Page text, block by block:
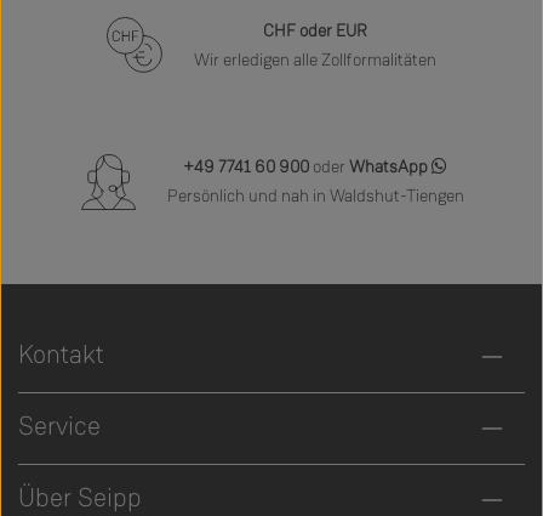
CHF oder EUR
Wir erledigen alle Zollformalitäten
+49 7741 60 900 oder WhatsApp
Persönlich und nah in Waldshut-Tiengen
Kontakt
Service
Über Seipp